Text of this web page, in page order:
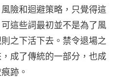
險和迴避策略，只覺得這
這些詞最初並不是為了風
之下活下去。禁令退場之
成了傳統的一部分，也成
跡。